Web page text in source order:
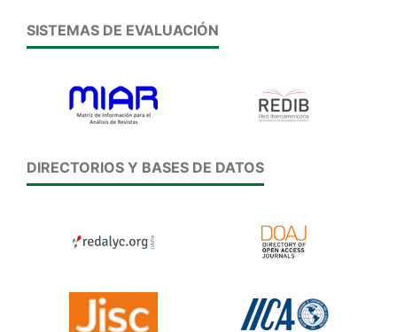
SISTEMAS DE EVALUACIÓN
DIRECTORIOS Y BASES DE DATOS